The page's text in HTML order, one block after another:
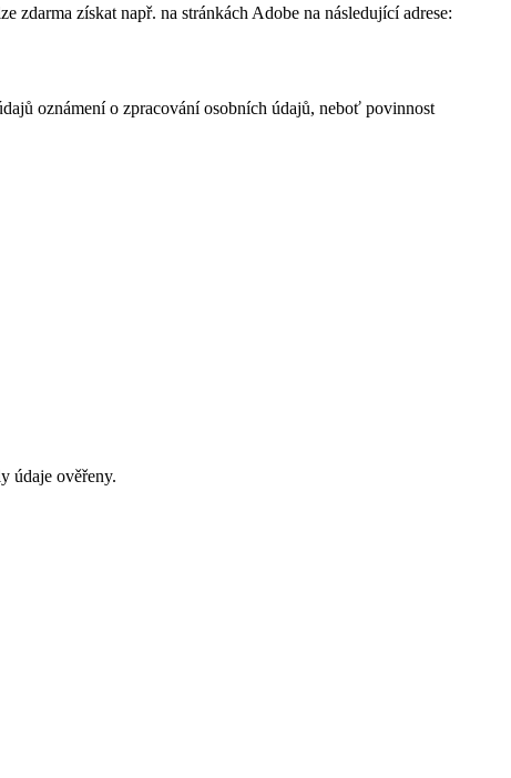
získat např. na stránkách Adobe na následující adrese:
oznámení o zpracování osobních údajů, neboť povinnost
údaje ověřeny.